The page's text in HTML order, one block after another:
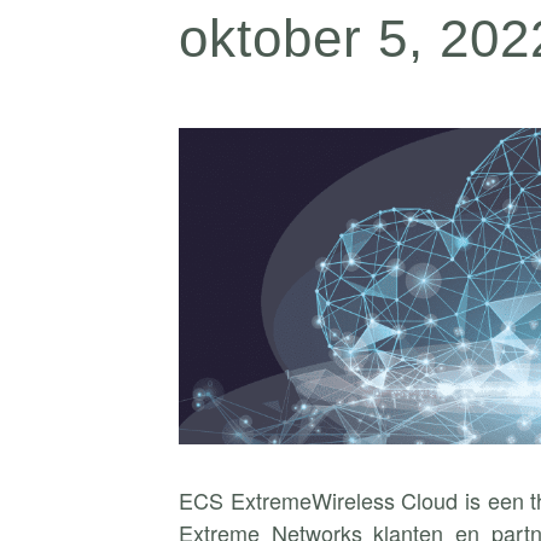
oktober 5,
ECS ExtremeWireless Cloud is een
Extreme Networks klanten en